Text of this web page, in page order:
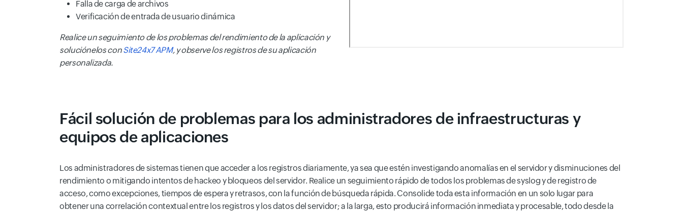
Falla de carga de archivos
Verificación de entrada de usuario dinámica
Realice un seguimiento de los problemas del rendimiento de la aplicación y
soluciónelos conSite24x7 APM, y observe los registros de su aplicación
personalizada.
Fácil solución de problemas para los administradores de infraestructuras y
equipos de aplicaciones
Los administradores de sistemas tienen que acceder a los registros diariamente, ya sea que estén investigando anomalías en el servidor y disminuciones del
rendimiento o mitigando intentos de hackeo y bloqueos del servidor. Realice un seguimiento rápido de todos los problemas de syslog y de registro de
acceso, como excepciones, tiempos de espera y retrasos, con la función de búsqueda rápida. Consolide toda esta información en un solo lugar para
obtener una correlación contextual entre los registros y los datos del servidor; a la larga, esto producirá información inmediata y procesable, todo desde la